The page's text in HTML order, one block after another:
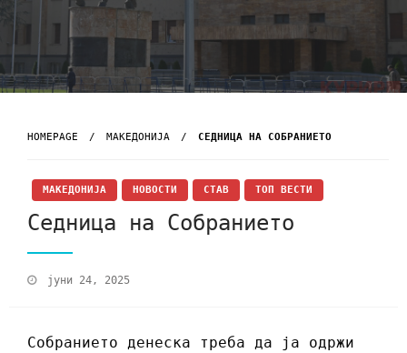
HOMEPAGE МАКЕДОНИЈА СЕДНИЦА НА СОБРАНИЕТО
МАКЕДОНИЈА НОВОСТИ СТАВ ТОП ВЕСТИ
Седница на Собранието
јуни 24, 2025
Собранието денеска треба да ја одржи